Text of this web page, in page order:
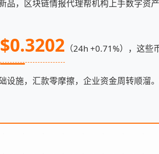
品，区块链情报代理帮机构上手数字资
$0.3202 （24h +0.71%），这
设施，汇款零摩擦，企业资金周转顺溜